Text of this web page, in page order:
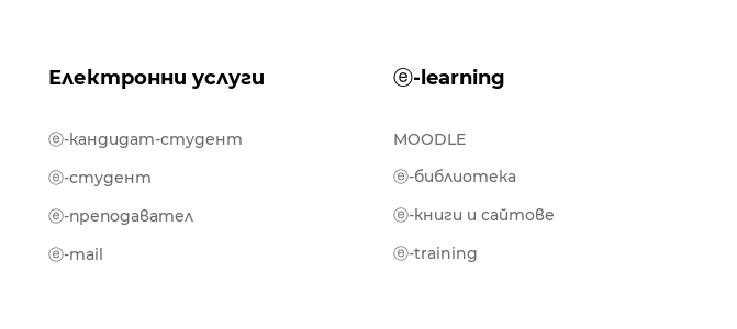
Електронни услуги ⓔ-learning
ⓔ-кандидат-студент
ⓔ-студент
ⓔ-преподавател
ⓔ-mail
MOODLE
ⓔ-библиотека
ⓔ-книги и сайтове
ⓔ-training